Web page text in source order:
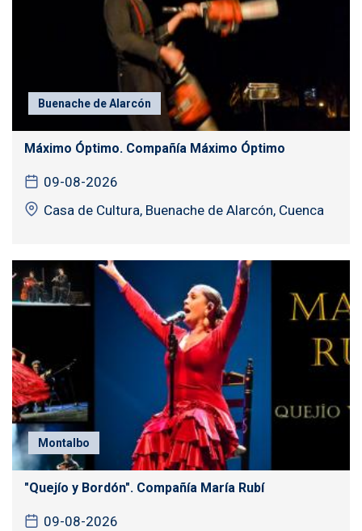
Buenache de Alarcón
Máximo Óptimo. Compañía Máximo Óptimo
09-08-2026
Casa de Cultura, Buenache de Alarcón, Cuenca
Montalbo
"Quejío y Bordón". Compañía María Rubí
09-08-2026